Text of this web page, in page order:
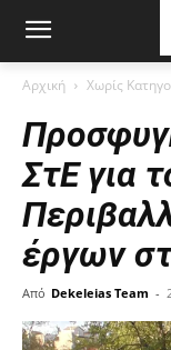
Αρχική Χωρίς
ΣτΕ για
έργων
Από Dekeleias Team -